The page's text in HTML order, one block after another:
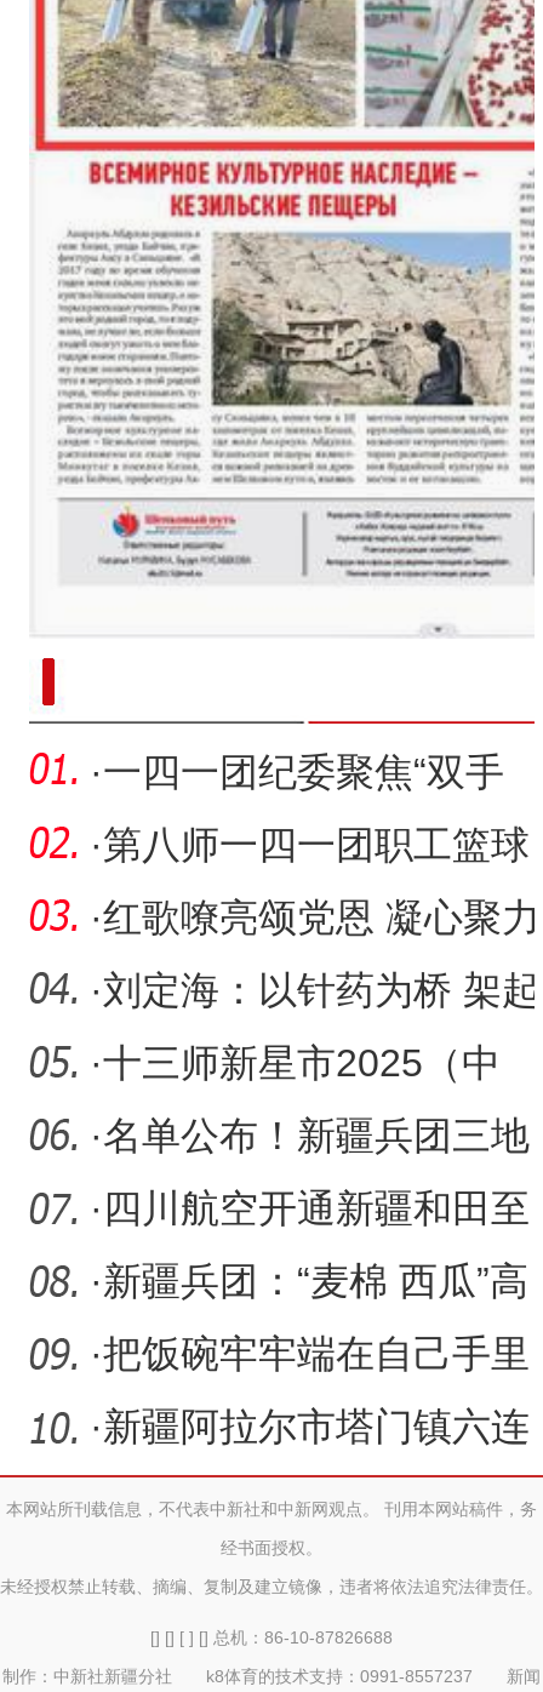
·一四一团纪委聚焦“双手
册” 精准发力书写便民服务
·第八师一四一团职工篮球
赛火热开赛 点燃夏日运动
激
·红歌嘹亮颂党恩 凝心聚力
谱新篇
·刘定海：以针药为桥 架起
边疆中医情
·十三师新星市2025（中
国）亚欧商品贸易博览会
签约
·名单公布！新疆兵团三地
入选
· 四川航空开通新疆和田至
四川成都直飞往返航线
·新疆兵团：“麦棉 西瓜”高
效种植模式奏响致富曲
·把饭碗牢牢端在自己手里
新疆阿拉尔市粮食生产“三
·新疆阿拉尔市塔门镇六连
实现“国字号”蝶变
本网站所刊载信息，不代表中新社和中新网观点。 刊用本网站稿件，务
经书面授权。
未经授权禁止转载、摘编、复制及建立镜像，违者将依法追究法律责任。
[] [] [ ] [] 总机：86-10-87826688
制作：中新社新疆分社 k8体育的技术支持：0991-8557237 新闻